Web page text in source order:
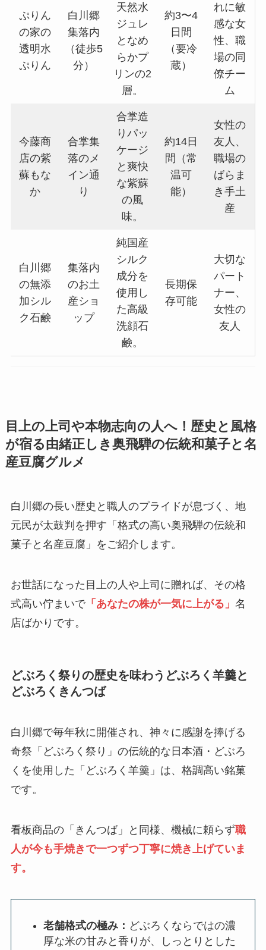
ぷりん
の家の
透明水
ぷりん
白川郷
集落内
（徒歩5
分）
天然水
ジュレ
となめ
らかプ
リンの2
層。
約3〜4
日間
（要冷
蔵）
れに敏
感な女
性、職
場の同
僚チー
ム
今藤商
店の紫
蘇もな
か
合掌集
落のメ
イン通
り
合掌造
りパッ
ケージ
と爽快
な紫蘇
の風
味。
約14日
間（常
温可
能）
女性の
友人、
職場の
ばらま
き手土
産
白川郷
の無添
加シル
ク石鹸
集落内
のお土
産ショ
ップ
純国産
シルク
成分を
使用し
た高級
洗顔石
鹸。
長期保
存可能
大切な
パート
ナー、
女性の
友人
目上の上司や本物志向の人へ！歴史と風格
が宿る由緒正しき奥飛騨の伝統和菓子と名
産豆腐グルメ
白川郷の長い歴史と職人のプライドが息づく、地
元民が太鼓判を押す「格式の高い奥飛騨の伝統和
菓子と名産豆腐」をご紹介します。
お世話になった目上の人や上司に贈れば、その格
式高い佇まいで「あなたの株が一気に上がる」 名
店ばかりです。
どぶろく祭りの歴史を味わうどぶろく羊羹と
どぶろくきんつば
白川郷で毎年秋に開催され、神々に感謝を捧げる
奇祭「どぶろく祭り」の伝統的な日本酒・どぶろ
くを使用した「どぶろく羊羹」は、格調高い銘菓
です。
看板商品の「きんつば」と同様、機械に頼らず職
人が今も手焼きで一つずつ丁寧に焼き上げていま
す。
老舗格式の極み： どぶろくならではの濃
厚な米の甘みと香りが、しっとりとした